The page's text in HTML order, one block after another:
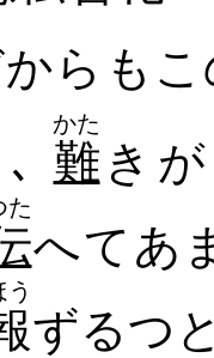
ら​も​
難
かた
き​
た
へ​て​あ
う
ずる​つ